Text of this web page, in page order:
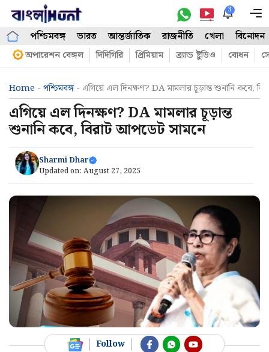
Skip
content
3
পশ্চিমবঙ্গ ভারত আন্তর্জাতিক রাজনীতি খেলা বিনোদন
অপারেশন বেঙ্গল দিদিগিরি প্রিমিয়াম ব্র্যান্ড ষ্টুডিও বোধন
Home - পশ্চিমবঙ্গ- এগিয়ে এল দিনক্ষণ? DA মামলার চূড়ান্ত শুনানি কবে,
এগিয়ে এল দিনক্ষণ? DA মামলার চূড়ান্ত
শুনানি কবে, বিরাট আপডেট সামনে
Sharmi Dhar
Updated on: August 27, 2025
Follow